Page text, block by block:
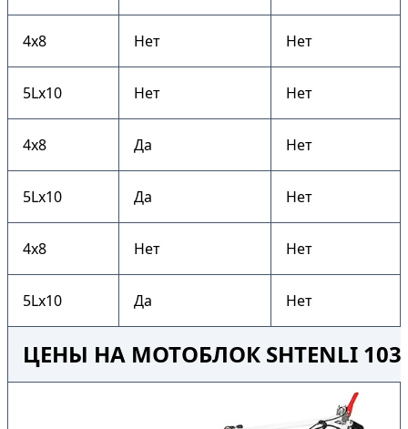
4х8 Нет Нет
5Lх10 Нет Нет
4х8 Да Нет
5Lх10 Да Нет
4х8 Нет Нет
5Lх10 Да Нет
ЦЕНЫ НА МОТОБЛОК SHTENLI